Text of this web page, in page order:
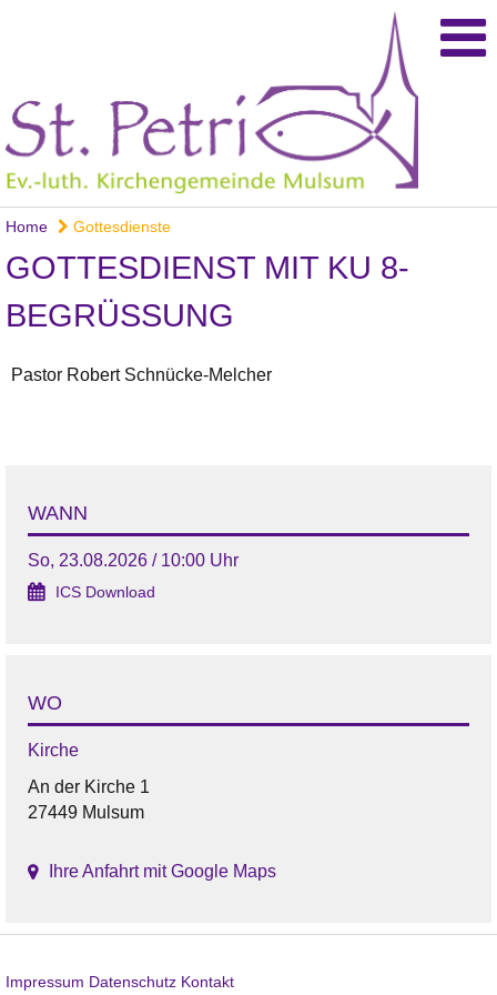
Home Gottesdienste
GOTTESDIENST MIT KU 8-
BEGRÜSSUNG
Pastor Robert Schnücke-Melcher
WANN
So, 23.08.2026 / 10:00 Uhr
ICS Download
WO
Kirche
An der Kirche 1
27449 Mulsum
Ihre Anfahrt mit Google Maps
Impressum Datenschutz Kontakt